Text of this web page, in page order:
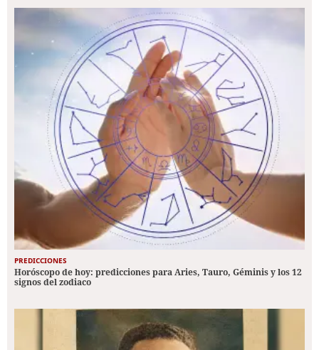
PREDICCIONES
Horóscopo de hoy: predicciones para Aries, Tauro, Géminis y los 12
signos del zodiaco